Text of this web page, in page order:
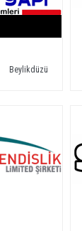
Beylikdüzü